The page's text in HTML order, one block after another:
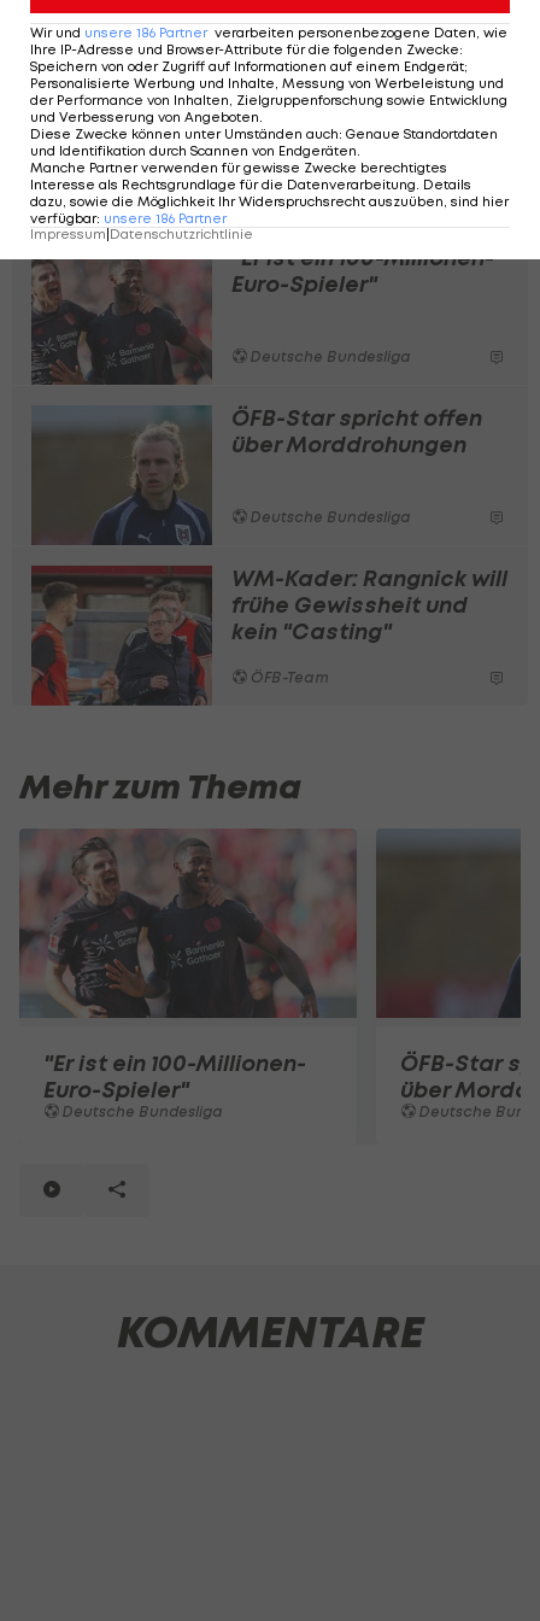
Ergebnis, das wir in der Bundesliga haben", hebt
Kovac hervor:
"Wenn wir aneinander vorbeireden würden, dann
würden wir nicht da stehen, wo wir stehen. Das
machen wir in Englisch – und das ist, denke ich,
ganz in Ordnung."
"Er ist ein 100-Millionen-
Euro-Spieler"
Deutsche Bundesliga
ÖFB-Star spricht offen
über Morddrohungen
Deutsche Bundesliga
WM-Kader: Rangnick will
frühe Gewissheit und
kein "Casting"
ÖFB-Team
Mehr zum Thema
"Er ist ein 100-Millionen-
Euro-Spieler"
Deutsche Bundesliga
ÖFB-Star
über
Deutsche
KOMMENTARE
Wir und unsere 186 Partner verarbeiten personenbezogene Daten, wie
Ihre IP-Adresse und Browser-Attribute für die folgenden Zwecke:
Speichern von oder Zugriff auf Informationen auf einem Endgerät;
Personalisierte Werbung und Inhalte, Messung von Werbeleistung und
der Performance von Inhalten, Zielgruppenforschung sowie Entwicklung
und Verbesserung von Angeboten
Diese Zwecke können unter Umständen auch: Genaue Standortdaten
und Identifikation durch Scannen von Endgeräten
Manche Partner verwenden für gewisse Zwecke berechtigtes
Interesse als Rechtsgrundlage für die Datenverarbeitung. Details
dazu, sowie die Möglichkeit Ihr Widerspruchsrecht auszuüben, sind hier
verfügbar: unsere 186 Partner
Impressum|Datenschutzrichtlinie